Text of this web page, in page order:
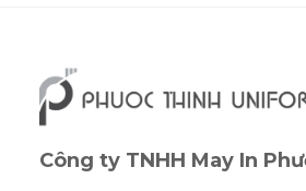
Công ty TNHH May In